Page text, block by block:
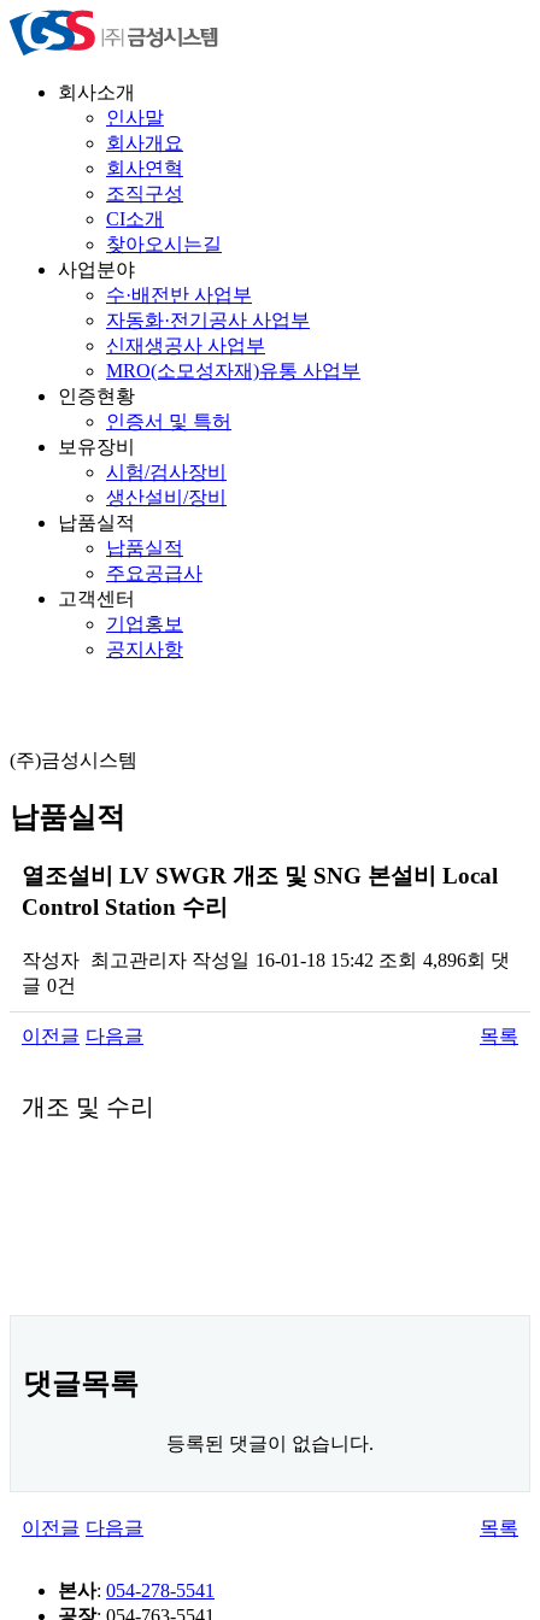
회사소개
인사말
회사개요
회사연혁
조직구성
CI소개
찾아오시는길
사업분야
수·배전반 사업부
자동화·전기공사 사업부
신재생공사 사업부
MRO(소모성자재)유통 사업부
인증현황
인증서 및 특허
보유장비
시험/검사장비
생산설비/장비
납품실적
납품실적
주요공급사
고객센터
기업홍보
공지사항
(주)금성시스템
납품실적
열조설비 LV SWGR 개조 및 SNG 본설비 Local
Control Station 수리
작성자 최고관리자 작성일 16-01-18 15:42 조회 4,896회 댓
글 0건
이전글 다음글 목록
본문
개조 및 수리
댓글목록
등록된 댓글이 없습니다.
이전글 다음글 목록
본사: 054-278-5541
공장: 054-763-5541